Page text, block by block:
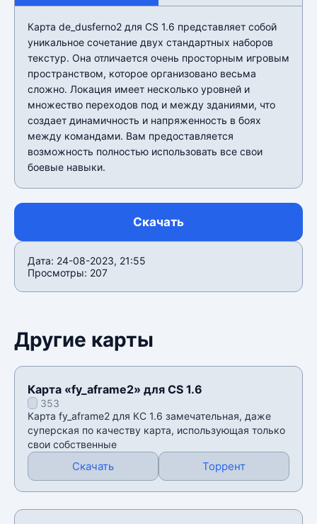
Карта de_dusferno2 для CS 1.6 представляет собой
уникальное сочетание двух стандартных наборов
текстур. Она отличается очень просторным игровым
пространством, которое организовано весьма
сложно. Локация имеет несколько уровней и
множество переходов под и между зданиями, что
создает динамичность и напряженность в боях
между командами. Вам предоставляется
возможность полностью использовать все свои
боевые навыки.
Скачать
Дата: 24-08-2023, 21:55
Просмотры: 207
Другие карты
Карта «fy_aframe2» для CS 1.6
353
Карта fy_aframe2 для КС 1.6 замечательная, даже
суперская по качеству карта, использующая только
свои собственные
Скачать Торрент